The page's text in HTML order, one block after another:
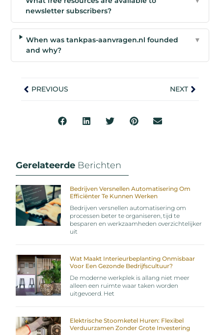
newsletter subscribers?
When was tankpas-aanvragen.nl founded
and why?
▼
PREVIOUS NEXT
Gerelateerde Berichten
Bedrijven Versnellen Automatisering Om
Efficiënter Te Kunnen Werken
Bedrijven versnellen automatisering om
processen beter te organiseren, tijd te
besparen en werkzaamheden overzichtelijker
uit
Wat Maakt Interieurbeplanting Onmisbaar
Voor Een Gezonde Bedrijfscultuur?
De moderne werkplek is allang niet meer
alleen een ruimte waar taken worden
uitgevoerd. Het
Elektrische Stoomketel Huren: Flexibel
Verduurzamen Zonder Grote Investering